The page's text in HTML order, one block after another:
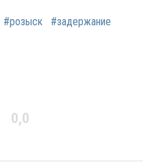
#розыск
#задержание
0,0